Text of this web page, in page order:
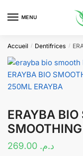
MENU
Accueil / Dentifrices /
ERAYBA
د.م.